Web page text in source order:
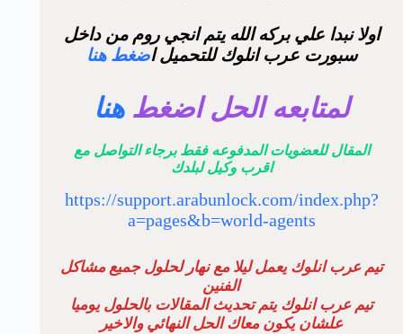
اولا نبدا علي بركه الله يتم انجي روم من داخل
سبورت عرب انلوك للتحميل اضغط هنا
لمتابعه الحل اضغطهنا
المقال للعضويات المدفوعه فقط برجاء التواصل مع
اقرب وكيل لبلدك
https://support.arabunlock.com/index.php?
a=pages&b=world-agents
تيم عرب انلوك يعمل ليلا مع نهار لحلول جميع مشاكل
الفنين
تيم عرب انلوك يتم تحديث المقالات بالحلول يوميا
علشان يكون معاك الحل النهائي والاخير